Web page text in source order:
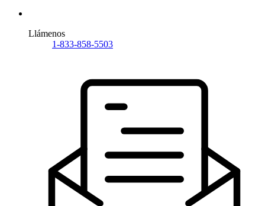
Llámenos
1-833-858-5503